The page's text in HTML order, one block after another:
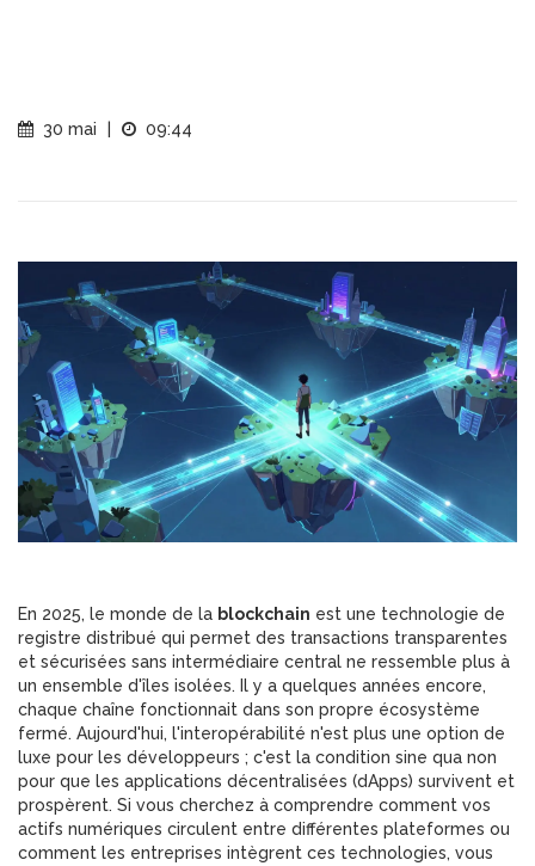
30 mai 09:44
En 2025, le monde de la blockchain est une technologie de
registre distribué qui permet des transactions transparentes
et sécurisées sans intermédiaire central ne ressemble plus à
un ensemble d'îles isolées. Il y a quelques années encore,
chaque chaîne fonctionnait dans son propre écosystème
fermé. Aujourd'hui, l'interopérabilité n'est plus une option de
luxe pour les développeurs ; c'est la condition sine qua non
pour que les applications décentralisées (dApps) survivent et
prospèrent. Si vous cherchez à comprendre comment vos
actifs numériques circulent entre différentes plateformes ou
comment les entreprises intègrent ces technologies, vous